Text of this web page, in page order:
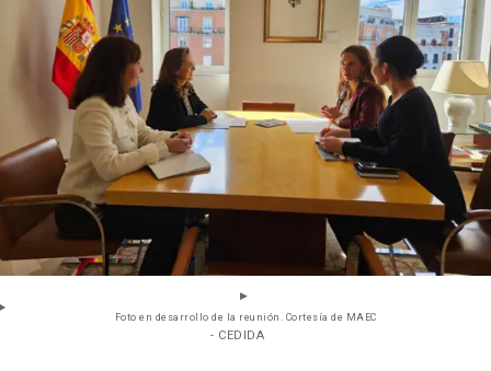
Foto en desarrollo de la reunión. Cortesía de MAEC
- CEDIDA